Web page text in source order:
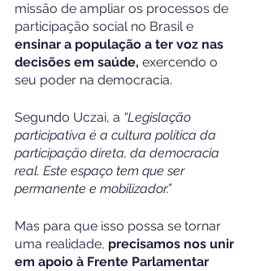
missão de ampliar os processos de
participação social no Brasil e
ensinar a população a ter voz nas
decisões em saúde, exercendo o
seu poder na democracia.
Segundo Uczai, a “Legislação
participativa é a cultura política da
participação direta, da democracia
real. Este espaço tem que ser
permanente e mobilizador.”
Mas para que isso possa se tornar
uma realidade, precisamos nos unir
em apoio à Frente Parlamentar